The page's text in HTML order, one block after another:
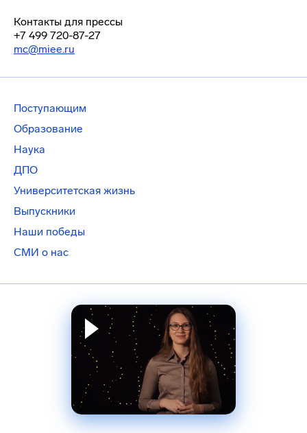
Контакты для прессы
+7 499 720-87-27
mc@miee.ru
Поступающим
Образование
Наука
ДПО
Университетская жизнь
Выпускники
Наши победы
СМИ о нас